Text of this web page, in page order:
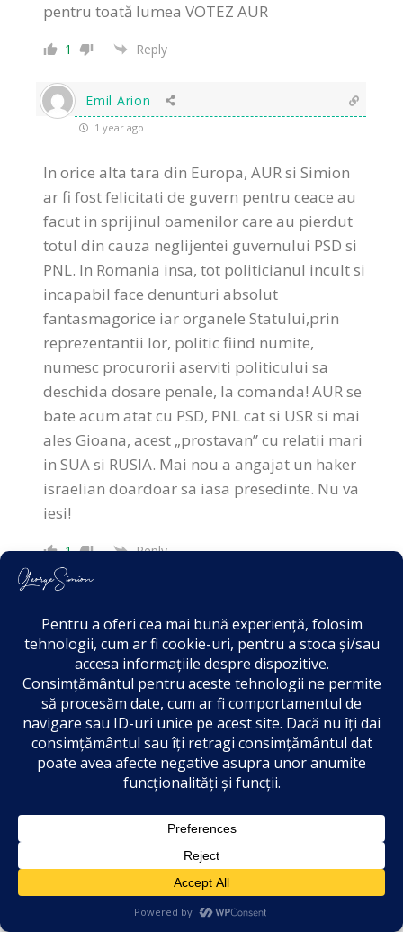
pentru toată lumea VOTEZ AUR
1 Reply
Emil Arion
1 year ago
In orice alta tara din Europa, AUR si Simion
ar fi fost felicitati de guvern pentru ceace au
facut in sprijinul oamenilor care au pierdut
totul din cauza neglijentei guvernului PSD si
PNL. In Romania insa, tot politicianul incult si
incapabil face denunturi absolut
fantasmagorice iar organele Statului,prin
reprezentantii lor, politic fiind numite,
numesc procurorii aserviti politicului sa
deschida dosare penale, la comanda! AUR se
bate acum atat cu PSD, PNL cat si USR si mai
ales Gioana, acest „prostavan” cu relatii mari
in SUA si RUSIA. Mai nou a angajat un haker
israelian doardoar sa iasa presedinte. Nu va
iesi!
1 Reply
1 year ago
Forță AUR hai votați da votați AUR
1 Reply
Violeta
1 year ago
Este o culme a nesimtirii și a primitivismului!
0 Reply
34